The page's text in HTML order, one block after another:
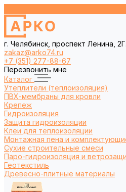
г. Челябинск, проспект Ленина,
zakaz@arko74.ru
+7 (351) 277-88-67
Перезвонить мне
Каталог
Утеплители (теплоизоляция)
ПВХ-мембраны для кровли
Крепеж
Гидроизоляция
Защита гидроизоляции
Клеи для теплоизоляции
Монтажная пена и
Сухие строительные смеси
Паро-гидроизоляция и
Геотекстиль
Древесно-плитные материалы